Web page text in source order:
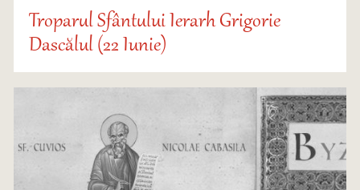
Troparul Sfântului Ierarh Grigorie
Dascălul (22 Iunie)